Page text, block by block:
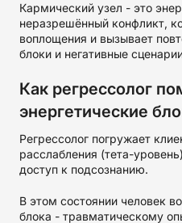
Кармический узел - это
неразрешённый конфликт,
воплощения и вызывает
блоки и негативные
Как регрессолог
энергетические
Регрессолог погружает
расслабления (тета-
доступ к подсознанию.
В этом состоянии человек
блока - травматическому